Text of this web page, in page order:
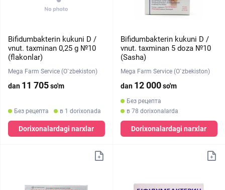
Bifidumbakterin kukuni D /
vnut. taxminan 0,25 g №10
(flakonlar)
Mega Farm Service (O`zbekiston)
dan 11 705so'm
Без рецепта в 1 dorixonada
Dorixonalardagi narxlar
Bifidumbakterin kukuni D /
vnut. taxminan 5 doza №10
(Sasha)
Mega Farm Service (O`zbekiston)
dan 12 000so'm
Без рецепта
в 78 dorixonalarda
Dorixonalardagi narxlar